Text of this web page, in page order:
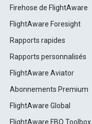
Firehose de FlightAware
FlightAware Foresight
Rapports rapides
Rapports personnalisés
FlightAware Aviator
Abonnements Premium
FlightAware Global
FlightAware FBO Toolbox